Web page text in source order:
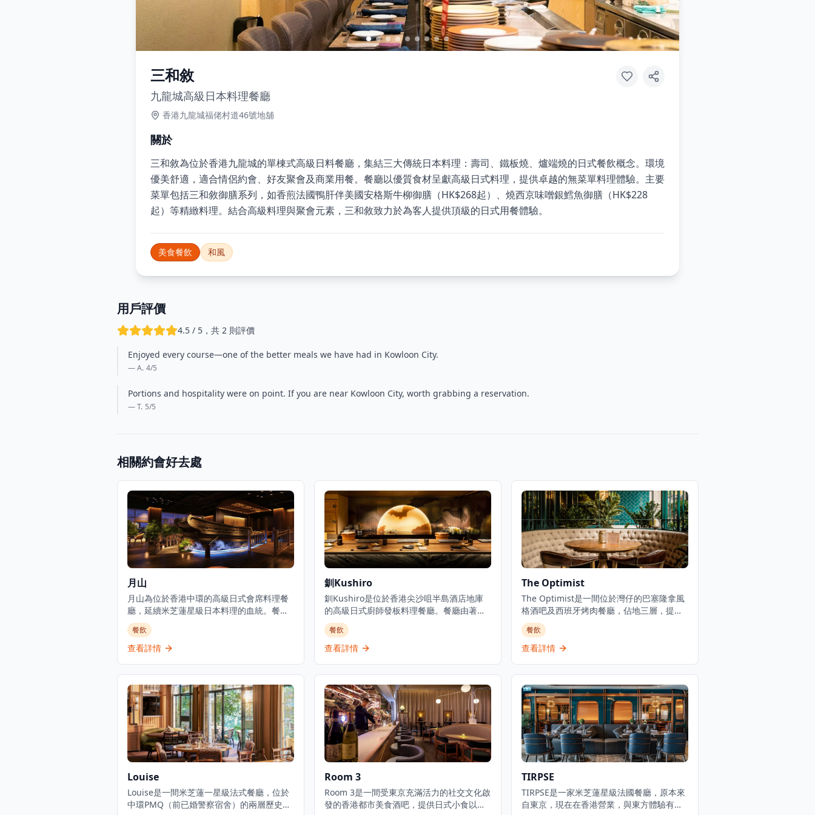
三和敘
九龍城高級日本料理餐廳
香港九龍城福佬村道46號地舖
關於
三和敘為位於香港九龍城的單棟式高級日料餐廳，集結三大傳統日本料理：壽司、鐵板燒、爐端燒的日式餐飲概念。環境
優美舒適，適合情侶約會、好友聚會及商業用餐。餐廳以優質食材呈獻高級日式料理，提供卓越的無菜單料理體驗。主要
菜單包括三和敘御膳系列，如香煎法國鴨肝伴美國安格斯牛柳御膳（HK$268起）、燒西京味噌銀鱈魚御膳（HK$228
起）等精緻料理。結合高級料理與聚會元素，三和敘致力於為客人提供頂級的日式用餐體驗。
美食餐飲 和風
用戶評價
4.5 / 5，共 2 則評價
Enjoyed every course—one of the better meals we have had in Kowloon City.
— A. 4/5
Portions and hospitality were on point. If you are near Kowloon City, worth grabbing a reservation.
— T. 5/5
相關約會好去處
月山
月山為位於香港中環的高級日式會席料理餐
廳，延續米芝蓮星級日本料理的血統。餐廳
佔地3,000平方呎，由資深廚藝團隊領導，行
政總廚黃冠華來自「日山」，專精於以美酒
配佳餚的會席料理，同時提供廚師發辦壽司
中「時令食材」的精神。季節性輪換的無菜
單套餐定價為港幣1,580元，帶領食客展開多
道菜式的美食之旅。餐廳位於H Queen's，
提供精緻用餐體驗，採預約制服務。
餐飲
查看詳情
釧Kushiro
釧Kushiro是位於香港尖沙咀半島酒店地庫
的高級日式廚師發板料理餐廳。餐廳由著名
米芝蓮星級日籍主廚Yukihito主理，提供優
質日式料理,包括北海道帶子刺身、伊勢龍蝦
他他、天婦羅生蠔和燒鯖魚等。釧Kushiro
提供無菜單料理體驗,設有瀧套餐等,每位
$2280,包括3道前菜、3道頭盤、8件壽司、
湯品和甜品。營業時間為星期一至日中午12
時至下午3時及晚上6時30分至10時30分。
餐飲
查看詳情
The Optimist
The Optimist是一間位於灣仔的巴塞隆拿風
格酒吧及西班牙烤肉餐廳，佔地三層，提供
正宗慷慨的西班牙北部用餐體驗。餐廳專門
提供新鮮海鮮塔、烤優質肉類和傳統西班牙
小食，採用免服務費經營模式。憑藉其西班
和在充滿活力的社交氛圍中享用的菜式。
餐飲
查看詳情
Louise
Louise是一間米芝蓮一星級法式餐廳，位於
中環PMQ（前已婚警察宿舍）的兩層歷史建
Room 3
Room 3是一間受東京充滿活力的社交文化啟
發的香港都市美食酒吧，提供日式小食以及
TIRPSE
TIRPSE是一家米芝蓮星級法國餐廳，原本來
自東京，現在在香港營業，與東方體驗有著